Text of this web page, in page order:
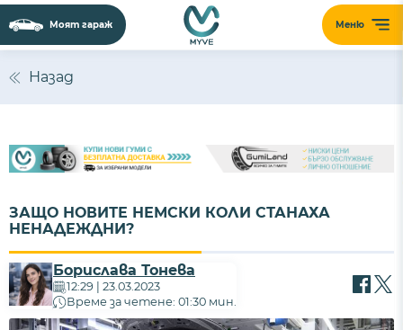
Меню
Моят гараж
Назад
ЗАЩО НОВИТЕ НЕМСКИ КОЛИ СТАНАХА
НЕНАДЕЖДНИ?
Борислава Тонева
12:29 | 23.03.2023
Време за четене: 01:30 мин.